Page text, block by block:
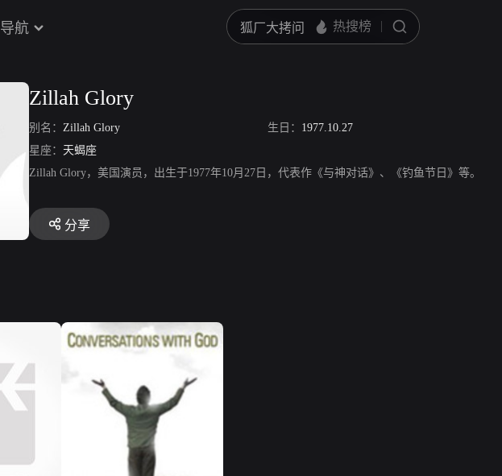
导航
Zillah Glory
别名： Zillah Glory 生日： 1977.10.27
星座： 天蝎座
Zillah Glory，美国演员，出生于1977年10月27日，代表作《与神对话》、《钓鱼节日》等。
分享